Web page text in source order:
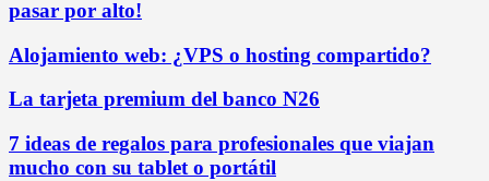
pasar por alto!
Alojamiento web: ¿VPS o hosting compartido?
La tarjeta premium del banco N26
7 ideas de regalos para profesionales que viajan
mucho con su tablet o portátil